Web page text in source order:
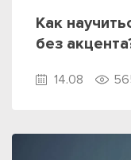
Как
без
14.08